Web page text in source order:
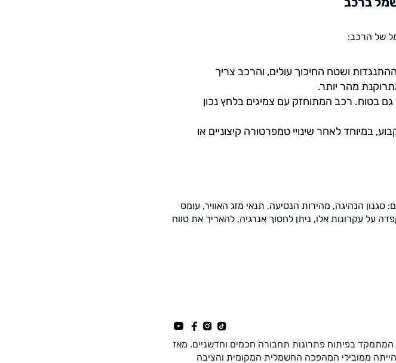
של הרכב:
ושטח החיכוך עולים, והרכב צריך
מהר יותר.
גם בטוח. רכב המתוחזק עם צמיגים בלחץ נכון
במיוחד לאחר שינויי טמפרטורה קיצוניים או
סגנון הנהיגה, מהירות הנסיעה, תנאי מזג האוויר, עומס
על עקרונות אלו, ניתן לחסוך אנרגיה, להאריך את טווח
המתמקד בפיתוח פתרונות תחבורה חכמים וחדשניים. מאז
כניסתו לישראל בשנת 2021, Geely הייתה ממובילי המהפכה החשמלית המקומית והציבה